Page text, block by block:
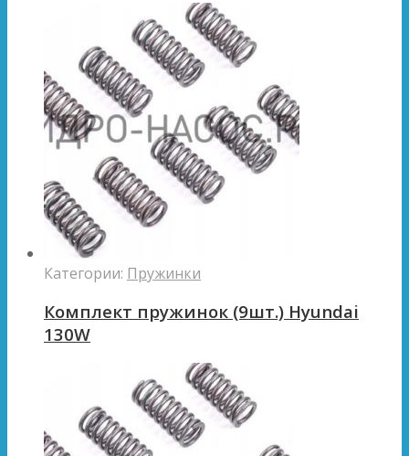
Категории: Пружинки
Комплект пружинок (9шт.) Hyundai
130W